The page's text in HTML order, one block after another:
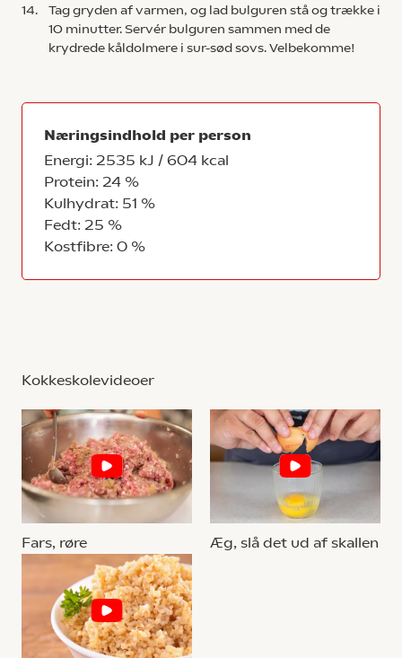
14.
Tag gryden af varmen, og lad bulguren stå og trække i
10 minutter. Servér bulguren sammen med de
krydrede kåldolmere i sur-sød sovs. Velbekomme!
Næringsindhold per person
Energi: 2535 kJ / 604 kcal
Protein: 24 %
Kulhydrat: 51 %
Fedt: 25 %
Kostfibre: 0 %
Kokkeskolevideoer
Fars, røre Æg, slå det ud af skallen